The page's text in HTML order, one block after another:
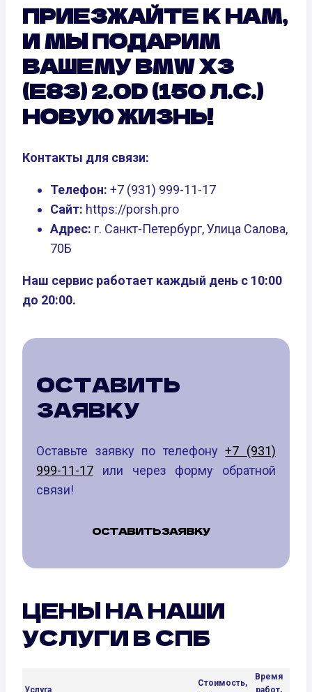
ПРИЕЗЖАЙТЕ К НАМ,
И МЫ ПОДАРИМ
ВАШЕМУ BMW X3
(E83) 2.0D (150 Л.С.)
НОВУЮ ЖИЗНЬ!
Контакты для связи:
Телефон: +7 (931) 999-11-17
Сайт: https://porsh.pro
Адрес: г. Санкт-Петербург, Улица Салова,
70Б
Наш сервис работает каждый день с 10:00
до 20:00.
ОСТАВИТЬ
ЗАЯВКУ
Оставьте заявку по телефону+7 (931)
999-11-17 или через форму обратной
связи!
ОСТАВИТЬ ЗАЯВКУ
ЦЕНЫ НА НАШИ
УСЛУГИ В СПБ
Услуга
Стоимость,
Время
работ,